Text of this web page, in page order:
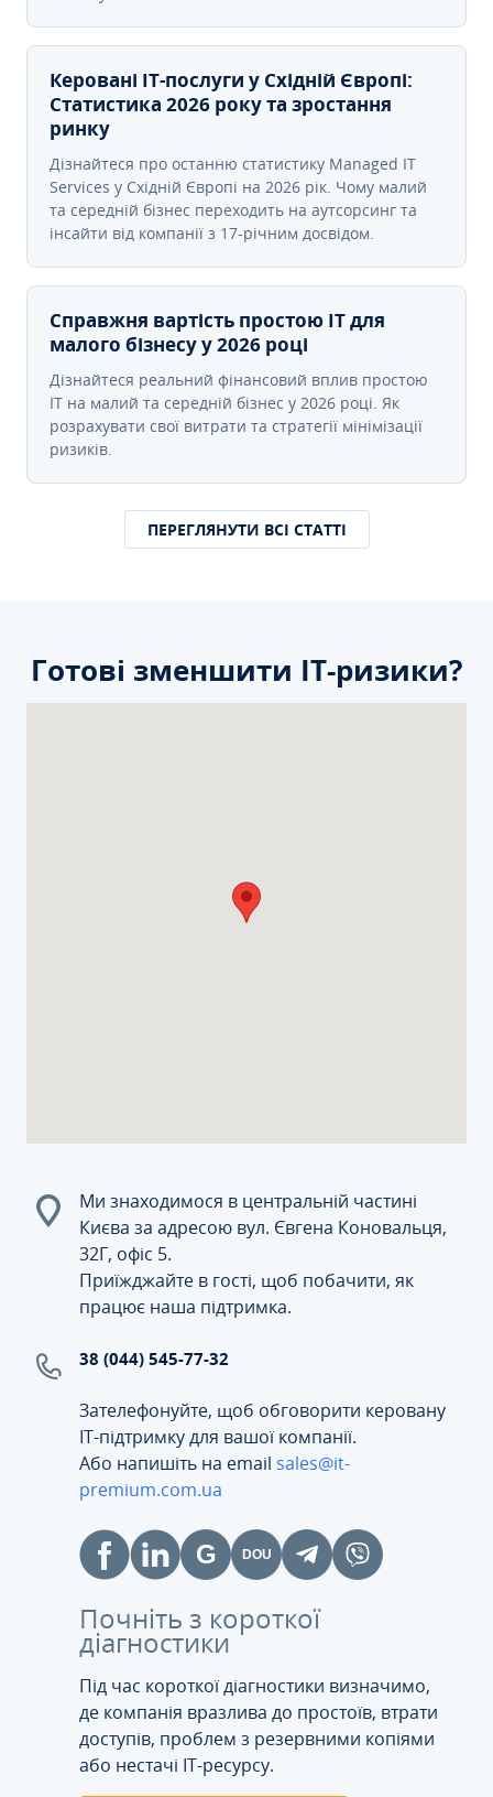
Керовані ІТ-послуги у Східній Європі:
Статистика 2026 року та зростання
ринку
Дізнайтеся про останню статистику Managed IT
Services у Східній Європі на 2026 рік. Чому малий
та середній бізнес переходить на аутсорсинг та
інсайти від компанії з 17-річним досвідом.
Справжня вартість простою IT для
малого бізнесу у 2026 році
Дізнайтеся реальний фінансовий вплив простою
IT на малий та середній бізнес у 2026 році. Як
розрахувати свої витрати та стратегії мінімізації
ризиків.
ПЕРЕГЛЯНУТИ ВСІ СТАТТІ
Готові зменшити ІТ-ризики?
Ми знаходимося в центральній частині
Києва за адресою вул. Євгена Коновальця,
32Г, офіс 5.
Приїжджайте в гості, щоб побачити, як
працює наша підтримка.
38 (044) 545-77-32
Зателефонуйте, щоб обговорити керовану
ІТ-підтримку для вашої компанії.
Або напишіть на email sales@it-
premium.com.ua
Почніть з короткої
діагностики
Під час короткої діагностики визначимо,
де компанія вразлива до простоїв, втрати
доступів, проблем з резервними копіями
або нестачі IT-ресурсу.